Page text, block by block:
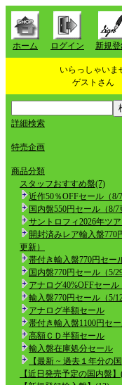
ホーム ログイン 新規
いらっしゃいま
ゲストさん
詳細検索
特売企画
商品分類
スタッフおすすめ盤(7)
近作50％OFFセール（8/7
国内盤550円セール（8/7
サントロフィ2026年ツ
開封済みレア輸入盤770
更新）
帯付き輸入盤770円セー
国内盤770円セール（5/
アナログ40%OFFセール
輸入盤770円セール（5/12
アナログ半額セール
帯付き輸入盤1100円セ
高額ＣＤ半額セール
輸入盤在庫処分セール
【最新 ~ 過去１年分の
【近日発売予定の国内盤